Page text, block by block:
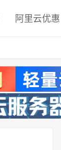
阿里云优惠